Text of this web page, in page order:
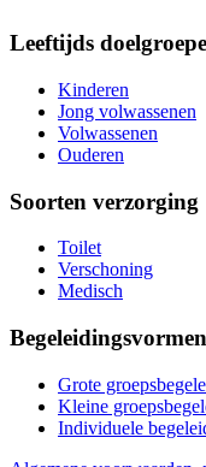
Leeftijds
Kinderen
Jong volwassenen
Volwassenen
Ouderen
Soorten verzorging
Toilet
Verschoning
Medisch
Begeleidingsvormen
Grote
Kleine
Individuele